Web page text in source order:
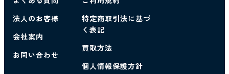
法人のお客様
会社案内
お問い合わせ
特定商取引法に基づ
く表記
買取方法
個人情報保護方針